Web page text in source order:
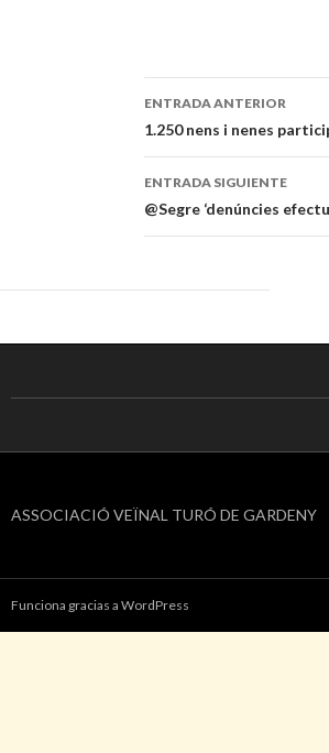
Navegación
de
entradas
ENTRADA ANTERIOR
1.250 nens i nenes
ENTRADA SIGUIENTE
@Segre ‘denúncies
ASSOCIACIÓ VEÏNAL TURÓ DE GARDENY
Funciona gracias a WordPress